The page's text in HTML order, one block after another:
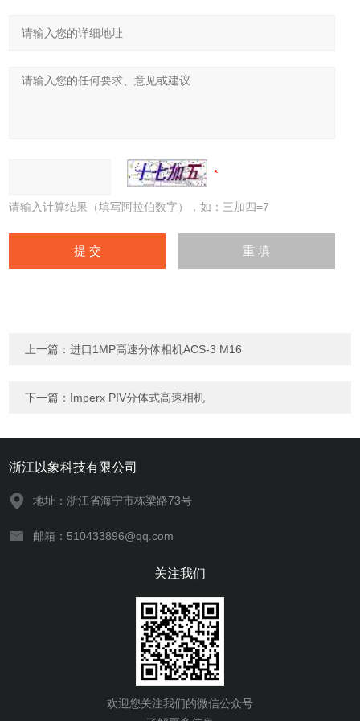
请输入计算结果（填写阿拉伯数字），如：三加四=7
上一篇：进口1MP高速分体相机ACS-3 M16
下一篇： Imperx PIV分体式高速相机
浙江以象科技有限公司
地址：浙江省海宁市栋梁路73号
邮箱：510433896@qq.com
关注我们
欢迎您关注我们的微信公众号